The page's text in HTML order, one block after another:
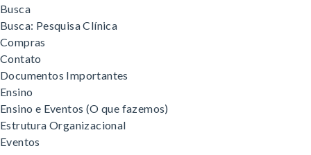
Busca
Busca: Pesquisa Clínica
Compras
Contato
Documentos Importantes
Ensino
Ensino e Eventos (O que fazemos)
Estrutura Organizacional
Eventos